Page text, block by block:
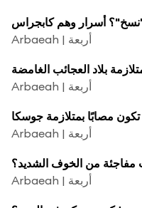
أسرار وهم كابجراس
Arbaeah | أربعة
Arbaeah | أربعة
Arbaeah | أربعة
مفاجئة من الخوف الشديد؟
Arbaeah | أربعة